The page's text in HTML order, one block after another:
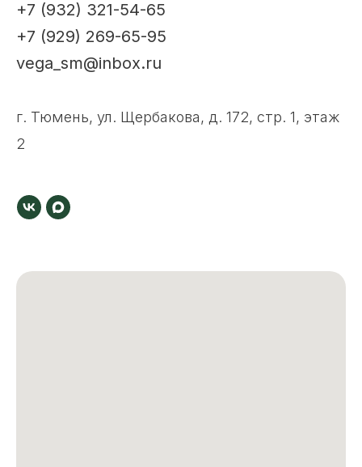
+7 (932) 321-54-65
+7 (929) 269-65-95
vega_sm@inbox.ru
г. Тюмень, ул. Щербакова, д. 172, стр. 1, этаж
2